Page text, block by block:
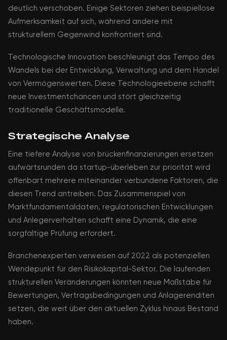
deutlich verschoben. Einige Sektoren ziehen beispiellose
Aufmerksamkeit auf sich, während andere mit
strukturellem Gegenwind konfrontiert sind.
Technologische Innovation beschleunigt das Tempo des
Wandels bei der Entwicklung, Verwaltung und dem Handel
von Vermögenswerten. Diese Technologieebene schafft
neue Investmentchancen und stört gleichzeitig
traditionelle Geschäftsmodelle.
Strategische Analyse
Eine tiefere Analyse von brückenfinanzierungen ersetzen
aufwärtsrunden da startup-überleben zur priorität wird
offenbart mehrere miteinander verbundene Faktoren, die
diesen Trend antreiben. Das Zusammenspiel von
Marktfundamentaldaten, regulatorischen Entwicklungen
und Anlegerverhalten schafft eine Dynamik, die eine
sorgfältige Prüfung erfordert.
Branchenexperten verweisen auf 2022 als potenziellen
Wendepunkt für den Risikokapital-Sektor. Die laufenden
strukturellen Veränderungen könnten neue Maßstäbe für
Bewertungen, Vertragsbedingungen und Anlagerenditen
setzen, die weit über den aktuellen Zyklus hinaus Bestand
haben.